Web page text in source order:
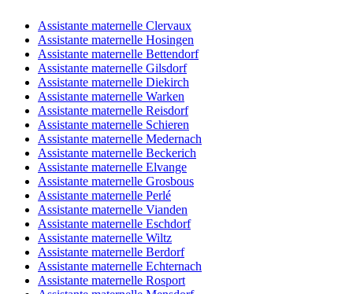
Assistante maternelle Clervaux
Assistante maternelle Hosingen
Assistante maternelle Bettendorf
Assistante maternelle Gilsdorf
Assistante maternelle Diekirch
Assistante maternelle Warken
Assistante maternelle Reisdorf
Assistante maternelle Schieren
Assistante maternelle Medernach
Assistante maternelle Beckerich
Assistante maternelle Elvange
Assistante maternelle Grosbous
Assistante maternelle Perlé
Assistante maternelle Vianden
Assistante maternelle Eschdorf
Assistante maternelle Wiltz
Assistante maternelle Berdorf
Assistante maternelle Echternach
Assistante maternelle Rosport